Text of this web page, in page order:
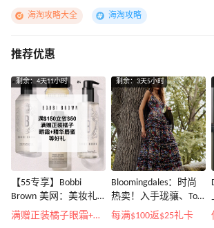
海淘攻略大全 海淘攻略
推荐优惠
剩余：4天11小时
【55专享】Bobbi
Brown 美网：美妆礼
遇！满$150立省$50
满赠正装橘子眼霜+精华唇蜜等好礼
剩余：3天5小时
Bloomingdales：时尚
热卖！入手珑骧、Tory
Burch、拉夫劳伦等
每满$100返$25礼卡